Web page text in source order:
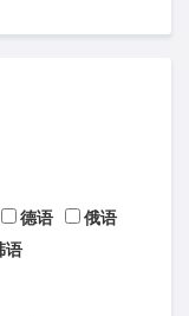
德语
俄语
语